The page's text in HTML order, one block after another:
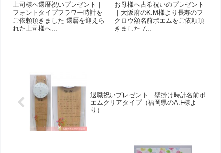
上司様へ還暦祝いプレゼント｜
フォントタイプフラワー時計を
ご依頼頂きました 還暦を迎えら
れた上司様へ...
お母様へ古希祝いのプレゼント
｜大阪府のK.M様より長寿のフ
クロウ額名前ポエムをご依頼頂
きました 7...
退職祝いプレゼント｜壁掛け時計名前ポ
エムクリアタイプ（福岡県のA.F様よ
り ）